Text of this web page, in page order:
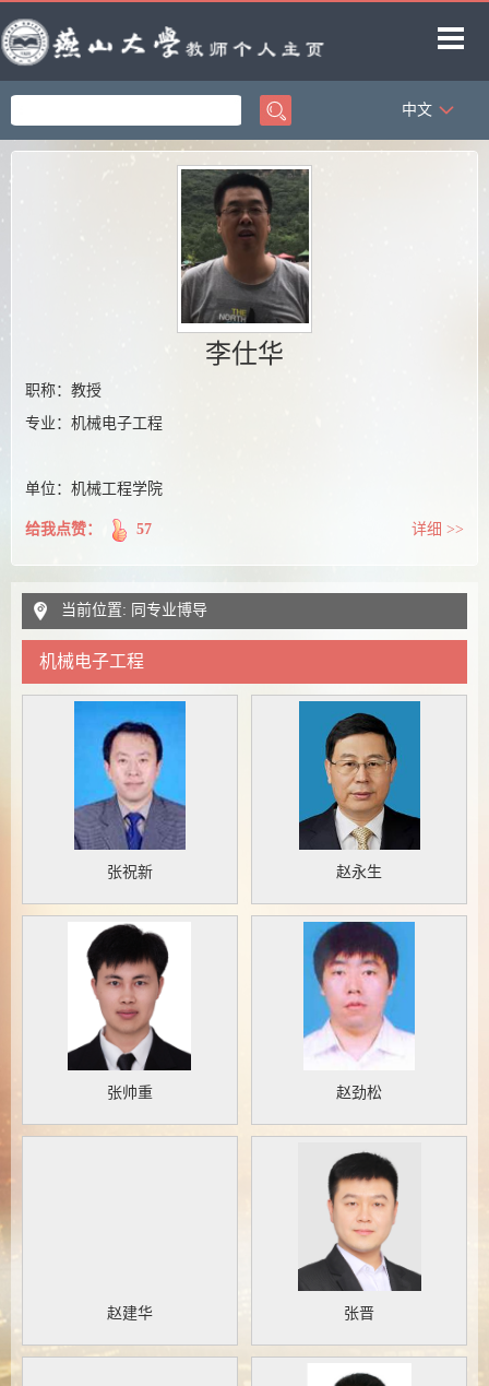
首页
科学研究
中文
李仕华
职称：教授
专业：机械电子工程
单位：机械工程学院
给我点赞： 57 详细 >>
当前位置: 同专业博导
机械电子工程
张祝新 赵永生
张帅重 赵劲松
赵建华 张晋